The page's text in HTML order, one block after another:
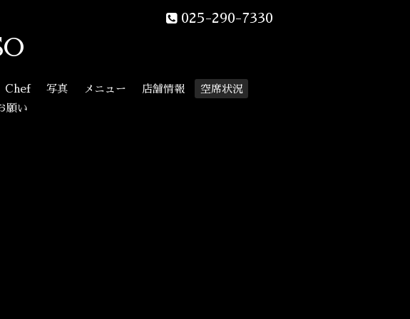
025-290-7330
Chef 写真 メニュー 店舗情報
空席状況
願い